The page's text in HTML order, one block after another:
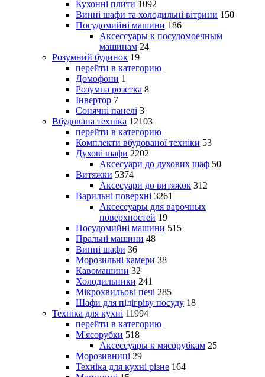
Кухонні плити 1092
Винні шафи та холодильні вітрини 150
Посудомийні машини 186
Аксессуары к посудомоечным
машинам 24
Розумний будинок 19
перейти в категорию
Домофони 1
Розумна розетка 8
Інвертор 7
Сонячні панелі 3
Вбудована техніка 12103
перейти в категорию
Комплекти вбудованої техніки 53
Духові шафи 2202
Аксесуари до духових шаф 50
Витяжки 5374
Аксесуари до витяжок 312
Варильні поверхні 3261
Аксессуары для варочных
поверхностей 19
Посудомийні машини 515
Пральні машини 48
Винні шафи 36
Морозильні камери 38
Кавомашини 32
Холодильники 241
Мікрохвильові печі 285
Шафи для підігріву посуду 18
Техніка для кухні 11994
перейти в категорию
М'ясорубки 518
Аксессуары к мясорубкам 25
Морозивниці 29
Техніка для кухні різне 164